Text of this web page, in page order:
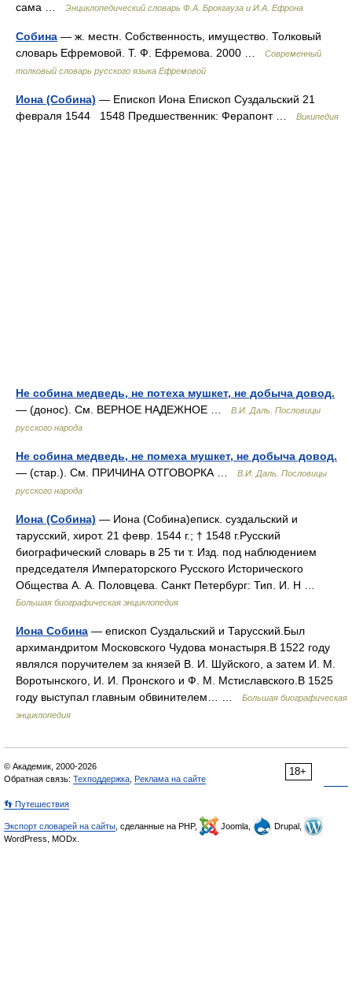
сама …
Энциклопедический словарь Ф.А. Брокгауза и И.А. Ефрона
Собина — ж. местн. Собственность, имущество. Толковый
словарь Ефремовой. Т. Ф. Ефремова. 2000 …
Современный
толковый словарь русского языка Ефремовой
Иона (Собина) — Епископ Иона Епископ Суздальский 21
февраля 1544 1548 Предшественник: Ферапонт …
Википедия
Не собина медведь, не потеха мушкет, не добыча довод.
— (донос). См. ВЕРНОЕ НАДЕЖНОЕ …
В.И. Даль. Пословицы
русского народа
Не собина медведь, не помеха мушкет, не добыча довод.
— (стар.). См. ПРИЧИНА ОТГОВОРКА …
В.И. Даль. Пословицы
русского народа
Иона (Собина) — Иона (Собина)еписк. суздальский и
тарусский, хирот. 21 февр. 1544 г.; † 1548 г.Русский
биографический словарь в 25 ти т. Изд. под наблюдением
председателя Императорского Русского Исторического
Общества А. А. Половцева. Санкт Петербург: Тип. И. Н …
Большая биографическая энциклопедия
Иона Собина — епископ Суздальский и Тарусский.Был
архимандритом Московского Чудова монастыря.В 1522 году
являлся поручителем за князей В. И. Шуйского, а затем И. М.
Воротынского, И. И. Пронского и Ф. М. Мстиславского.В 1525
году выступал главным обвинителем… …
Большая биографическая
энциклопедия
18+
© Академик, 2000-2026
Обратная связь: Техподдержка Реклама на сайте
👣 Путешествия
Экспорт словарей на сайты , сделанные на PHP, Joomla,
Drupal,
WordPress, MODx.